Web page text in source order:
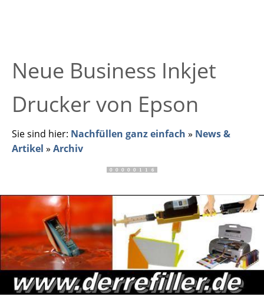
Neue Business Inkjet
Drucker von Epson
Sie sind hier: Nachfüllen ganz einfach » News &
Artikel » Archiv